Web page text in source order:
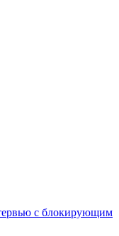
с блокирующим